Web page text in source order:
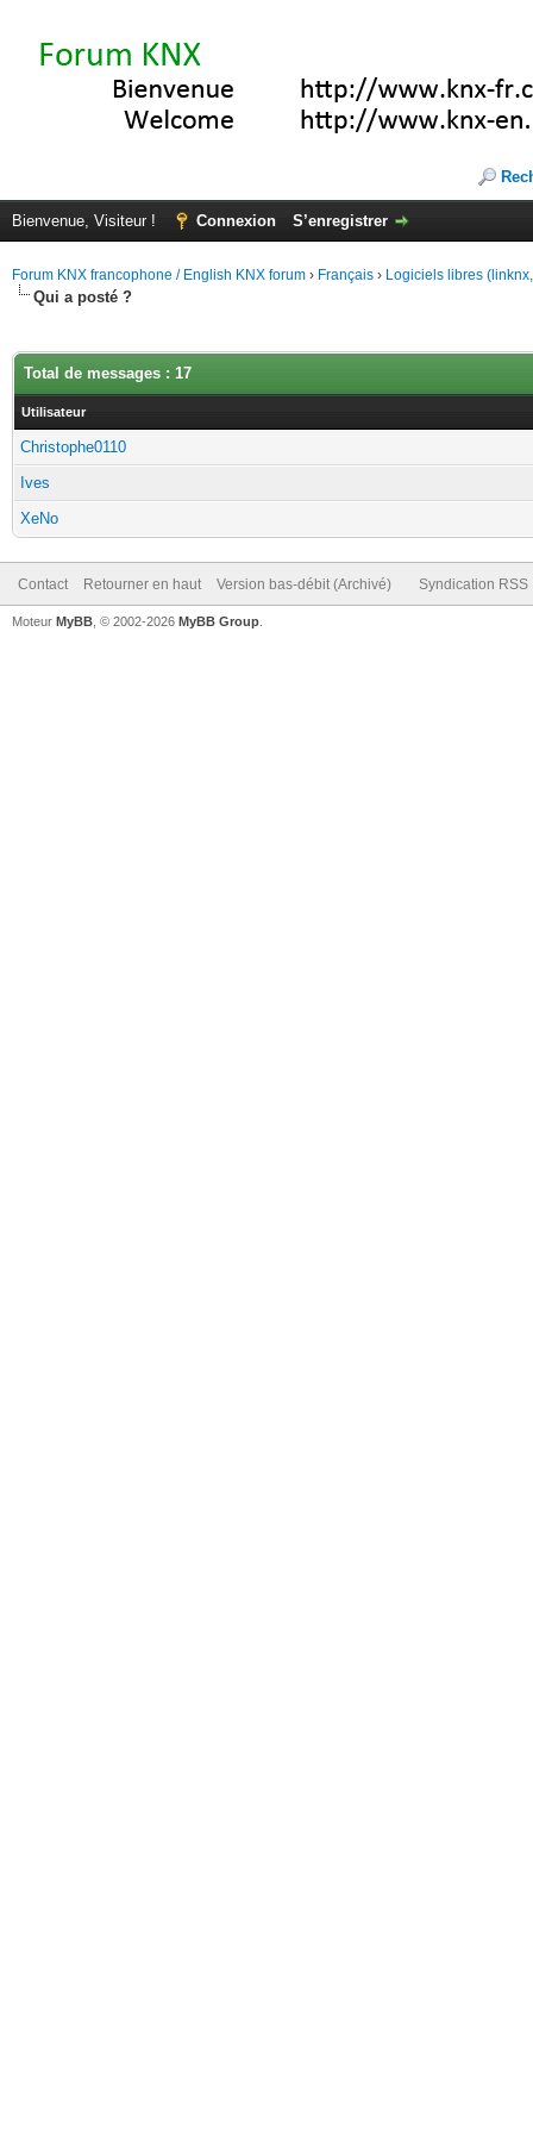
Bienvenue, Visiteur ! Connexion S’enregistrer
Forum KNX francophone / English KNX forum › Français › Logiciels libres
Qui a posté ?
Total de messages : 17
Utilisateur
Christophe0110
Ives
XeNo
Contact Retourner en haut Version bas-débit (Archivé) Syndication RSS
Moteur MyBB , © 2002-2026 MyBB Group